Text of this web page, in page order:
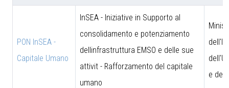
PON InSEA -
Capitale Umano
InSEA - Iniziative in Supporto al
consolidamento e potenziamento
dellinfrastruttura EMSO e delle sue
attivit - Rafforzamento del capitale
umano
e